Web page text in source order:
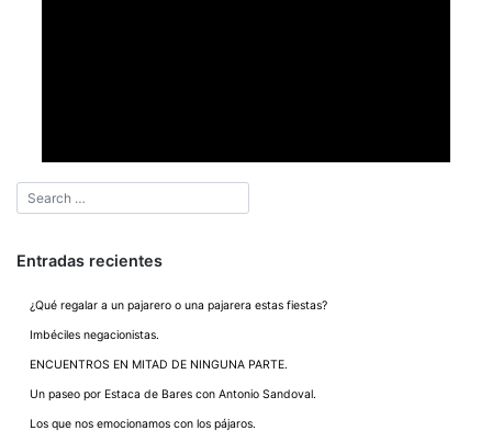
Entradas recientes
¿Qué regalar a un pajarero o una pajarera estas fiestas?
Imbéciles negacionistas.
ENCUENTROS EN MITAD DE NINGUNA PARTE.
Un paseo por Estaca de Bares con Antonio Sandoval.
Los que nos emocionamos con los pájaros.